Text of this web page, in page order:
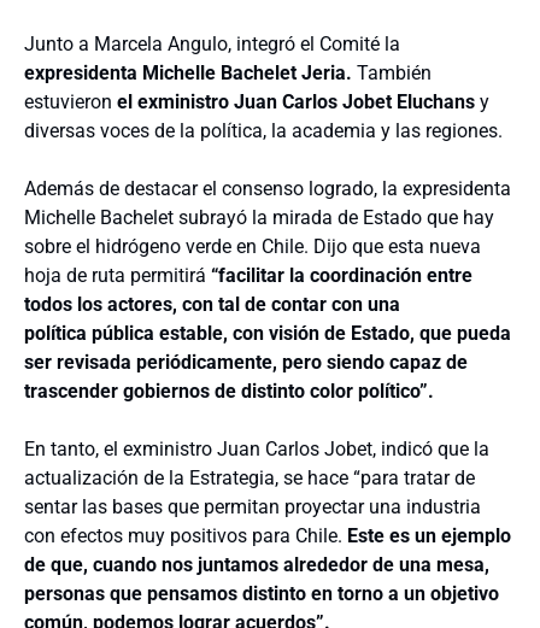
Junto a Marcela Angulo, integró el Comité la
expresidenta Michelle Bachelet Jeria. También
estuvieron el exministro Juan Carlos Jobet Eluchans y
diversas voces de la política, la academia y las regiones.
Además de destacar el consenso logrado, la expresidenta
Michelle Bachelet subrayó la mirada de Estado que hay
sobre el hidrógeno verde en Chile. Dijo que esta nueva
hoja de ruta permitirá “facilitar la coordinación entre
todos los actores, con tal de contar con una
política pública estable, con visión de Estado, que pueda
ser revisada periódicamente, pero siendo capaz de
trascender gobiernos de distinto color político”.
En tanto, el exministro Juan Carlos Jobet, indicó que la
actualización de la Estrategia, se hace “para tratar de
sentar las bases que permitan proyectar una industria
con efectos muy positivos para Chile. Este es un ejemplo
de que, cuando nos juntamos alrededor de una mesa,
personas que pensamos distinto en torno a un objetivo
común, podemos lograr acuerdos”.